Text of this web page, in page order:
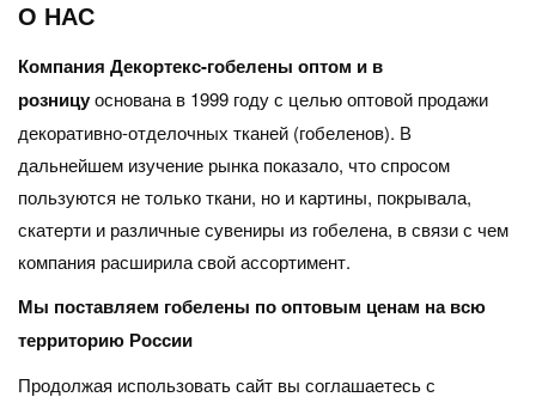
О НАС
Компания Декортекс-гобелены оптом и в
розницуоснована в 1999 году с целью оптовой продажи
декоративно-отделочных тканей (гобеленов). В
дальнейшем изучение рынка показало, что спросом
пользуются не только ткани, но и картины, покрывала,
скатерти и различные сувениры из гобелена, в связи с чем
компания расширила свой ассортимент.
Мы поставляем гобелены по оптовым ценам на всю
территорию России
Продолжая использовать сайт вы соглашаетесь с